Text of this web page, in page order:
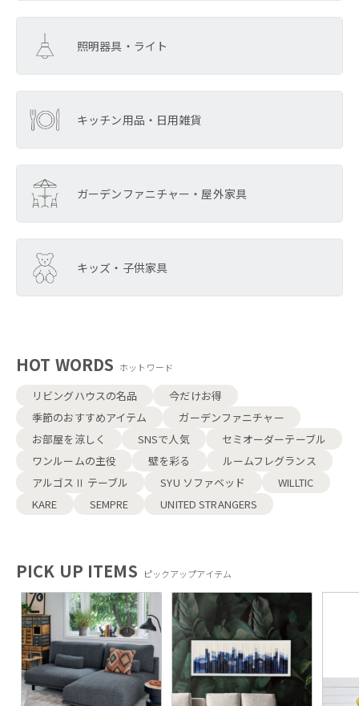
照明器具・ライト
キッチン用品・日用雑貨
ガーデンファニチャー・屋外家具
キッズ・子供家具
HOT WORDS ホットワード
リビングハウスの名品
今だけお得
季節のおすすめアイテム
ガーデンファニチャー
お部屋を涼しく
SNSで人気
セミオーダーテーブル
ワンルームの主役
壁を彩る
ルームフレグランス
アルゴスⅡ テーブル
SYU ソファベッド
WILLTIC
KARE
SEMPRE UNITED STRANGERS
PICK UP ITEMS ピックアップアイテム